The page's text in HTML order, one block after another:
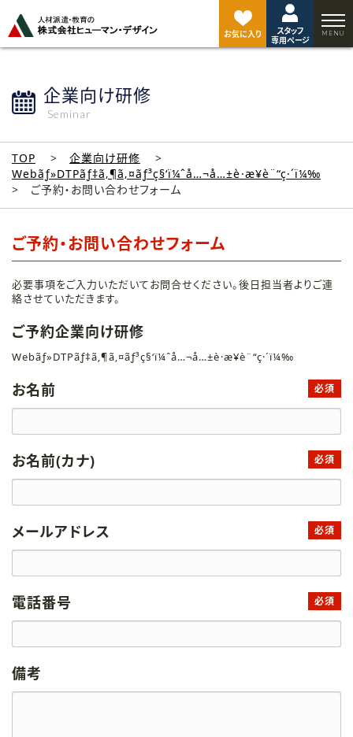
お気に入り
スタッフ
専用ページ
企業向け研修
Seminar
TOP
企業向け研修
Webãƒ»DTPãƒ‡ã‚¶ã‚¤ãƒ³ç§‘ï¼ˆå…¬å…±è·æ¥­è¨“ç·´ï¼‰
ご予約・お問い合わせフォーム
ご予約・お問い合わせフォーム
必要事項をご入力いただいてお問合せください。後日担当者よりご連
絡させていただきます。
ご予約企業向け研修
Webãƒ»DTPãƒ‡ã‚¶ã‚¤ãƒ³ç§‘ï¼ˆå…¬å…±è·æ¥­è¨“ç·´ï¼‰
お名前 必須
お名前(カナ) 必須
メールアドレス 必須
電話番号 必須
備考
ジ
ト